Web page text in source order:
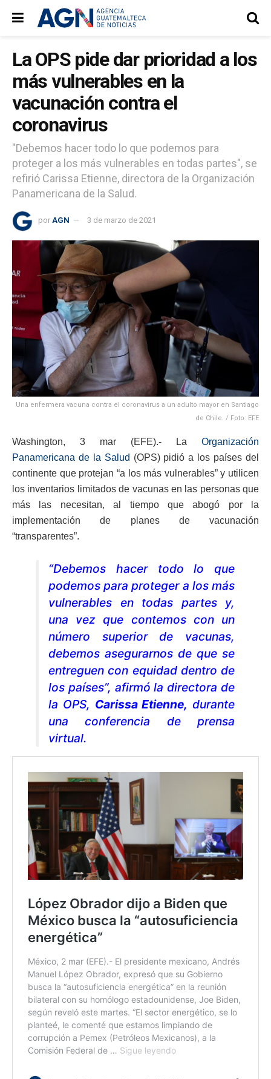
La OPS pide dar prioridad a los
más vulnerables en la
vacunación contra el
coronavirus
"Debemos hacer todo lo que podemos para
proteger a los más vulnerables en todas partes", se
refirió Carissa Etienne, directora de la Organización
Panamericana de la Salud.
por AGN 3 de marzo de 2021
Una enfermera vacuna contra el coronavirus a un adulto mayor en Santiago
de Chile. / Foto: EFE
Washington, 3 mar (EFE).- La Organización
Panamericana de la Salud (OPS) pidió a los países del
continente que protejan “a los más vulnerables” y utilicen
los inventarios limitados de vacunas en las personas que
más las necesitan, al tiempo que abogó por la
implementación de planes de vacunación
“transparentes”.
“Debemos hacer todo lo que
podemos para proteger a los más
vulnerables en todas partes y,
una vez que contemos con un
número superior de vacunas,
debemos asegurarnos de que se
entreguen con equidad dentro de
los países”, afirmó la directora de
la OPS, Carissa Etienne, durante
una conferencia de prensa
virtual.